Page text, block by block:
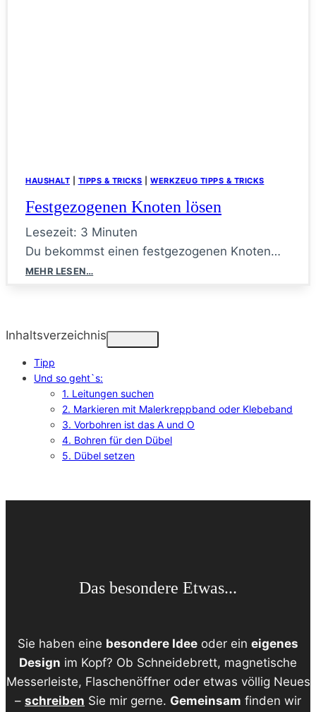
HAUSHALT TIPPS & TRICKS WERKZEUG TIPPS & TRICKS
Festgezogenen Knoten lösen
Lesezeit: 3 Minuten
Du bekommst einen festgezogenen Knoten…
MEHR LESEN…
Inhaltsverzeichnis
Tipp
Und so geht`s:
1. Leitungen suchen
2. Markieren mit Malerkreppband oder Klebeband
3. Vorbohren ist das A und O
4. Bohren für den Dübel
5. Dübel setzen
Das besondere Etwas...
Sie haben eine besondere Idee oder ein eigenes
Design im Kopf? Ob Schneidebrett, magnetische
Messerleiste, Flaschenöffner oder etwas völlig Neues
– schreiben Sie mir gerne. Gemeinsam finden wir